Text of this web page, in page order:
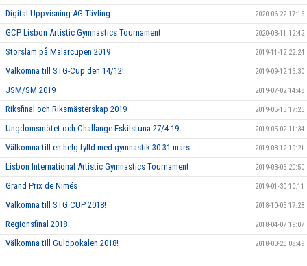
Digital Uppvisning AG-Tävling 2020-06-22 17:16
GCP Lisbon Artistic Gymnastics Tournament 2020-03-11 12:42
Storslam på Mälarcupen 2019 2019-11-12 22:24
Välkomna till STG-Cup den 14/12! 2019-09-12 15:30
JSM/SM 2019 2019-07-02 14:48
Riksfinal och Riksmästerskap 2019 2019-05-13 17:25
Ungdomsmötet och Challange Eskilstuna 27/4-19 2019-05-02 11:34
Välkomna till en helg fylld med gymnastik 30-31 mars 2019-03-12 19:21
Lisbon International Artistic Gymnastics Tournament 2019-03-05 20:50
Grand Prix de Nimés 2019-01-30 10:11
Välkomna till STG CUP 2018! 2018-10-05 17:28
Regionsfinal 2018 2018-04-07 19:07
Välkomna till Guldpokalen 2018! 2018-03-20 08:49